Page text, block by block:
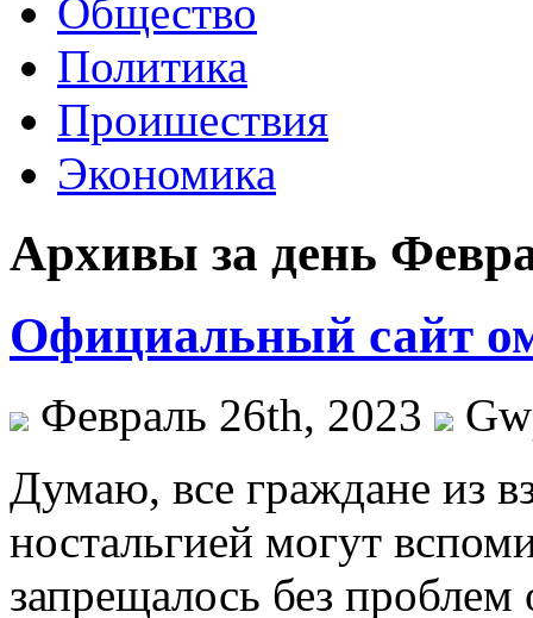
Общество
Политика
Проишествия
Экономика
Архивы за день
Официальный сайт
Февраль 26th, 2023
Думaю, всe граждане из
ностальгией могут
запрещалось без